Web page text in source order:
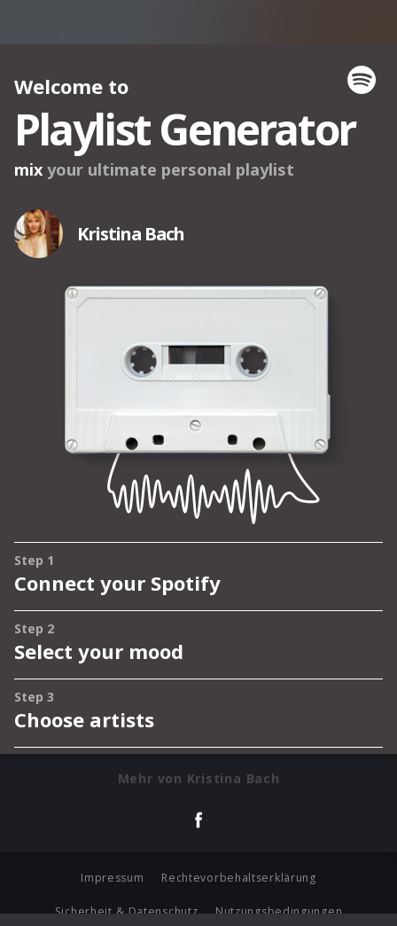
Mehr von Kristina Bach
Impressum Rechtevorbehaltserklärung
Sicherheit & Datenschutz Nutzungsbedingungen